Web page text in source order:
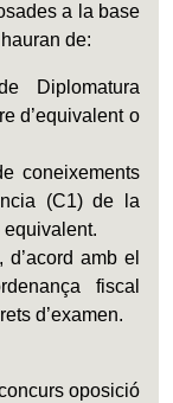
a la base
de:
Diplomatura
d’equivalent o
coneixements
(C1) de la
amb el
fiscal
d’examen.
oposició